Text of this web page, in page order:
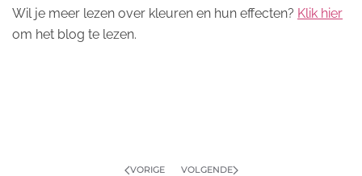
Wil je meer lezen over kleuren en hun effecten? Klik hier
om het blog te lezen.
VORIGE VOLGENDE